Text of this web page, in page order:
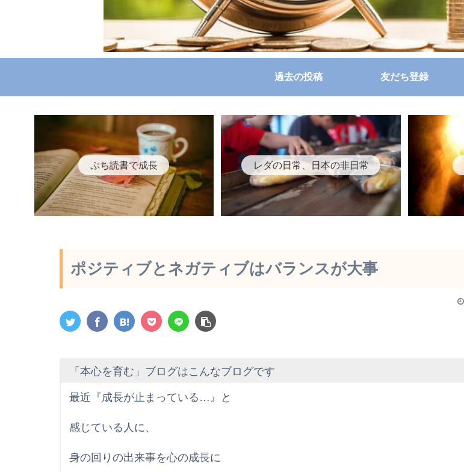
過去の投稿 友だち登録
ぷち読書で成長 レダの日常、日本の非日常
ポジティブとネガティブはバランスが大事
「本心を育む」ブログはこんなブログです
最近『成長が止まっている…』と
感じている人に、
身の回りの出来事を心の成長に